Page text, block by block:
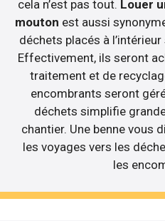
cela n’est pas tout. Louer
mouton est aussi
déchets placés à
Effectivement, ils seront
traitement et de
encombrants seront
déchets simplifie
chantier. Une benne vous
les voyages vers les
les